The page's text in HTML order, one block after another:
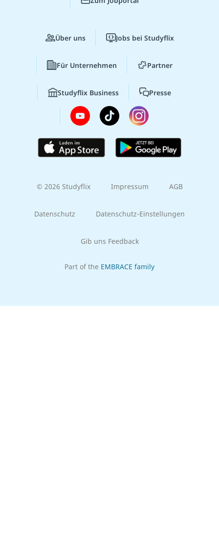
Über uns Jobs bei Studyflix
Für Unternehmen Partner
Studyflix Business Presse
© 2026 Studyflix Impressum AGB
Datenschutz Datenschutz-Einstellungen
Gib uns Feedback
Part of the EMBRACE family